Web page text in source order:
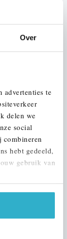
Over
advertenties te
delen we
social
combineren
hebt gedeeld,
gebruik van